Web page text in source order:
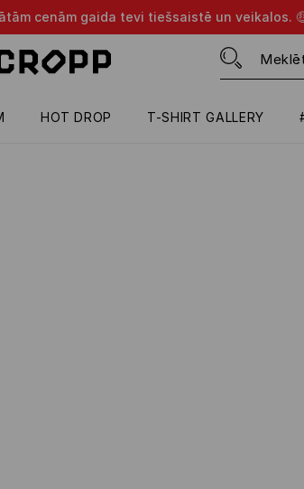
cenām gaida tevi tiešsaistē un veikalos.
HOT DROP T-SHIRT GALLERY